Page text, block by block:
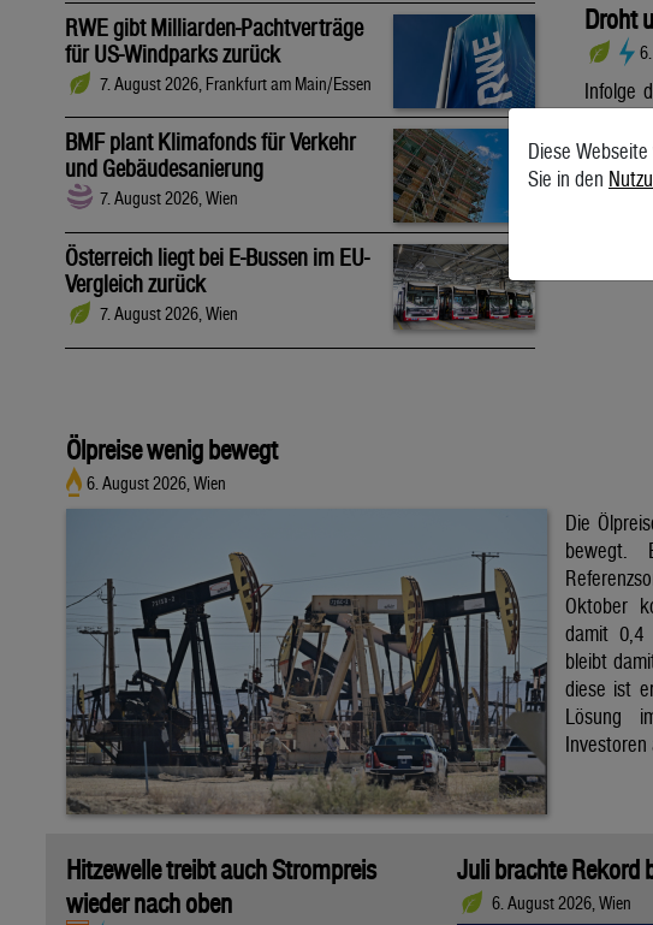
RWE gibt Milliarden-Pachtverträge
für US-Windparks zurück
7. August 2026, Frankfurt am Main/Essen
BMF plant Klimafonds für Verkehr
und Gebäudesanierung
7. August 2026, Wien
Österreich liegt bei E-Bussen im EU-
Vergleich zurück
7. August 2026, Wien
Droht
Infolge
Ölpreise wenig bewegt
6. August 2026, Wien
Die
bewegt.
Oktober
damit 0,4
bleibt
diese ist
Lösung
Investoren
Hitzewelle treibt auch Strompreis
wieder nach oben
Juli brachte Rekord
6. August 2026, Wien
Diese
Sie in den